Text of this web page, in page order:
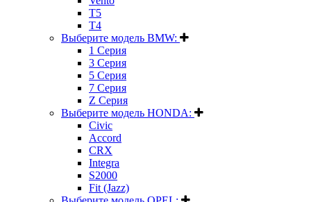
T5
T4
Выберите модель BMW:
1 Серия
3 Серия
5 Серия
7 Серия
Z Серия
Выберите модель HONDA:
Civic
Accord
CRX
Integra
S2000
Fit (Jazz)